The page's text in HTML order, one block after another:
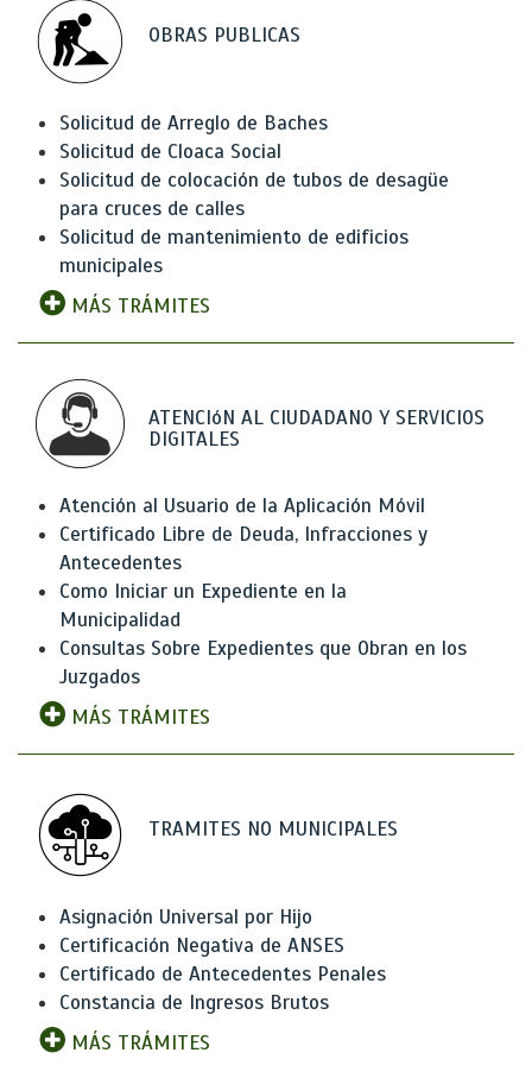
OBRAS PUBLICAS
Solicitud de Arreglo de Baches
Solicitud de Cloaca Social
Solicitud de colocación de tubos de desagüe
para cruces de calles
Solicitud de mantenimiento de edificios
municipales
MÁS TRÁMITES
ATENCIóN AL CIUDADANO Y SERVICIOS
DIGITALES
Atención al Usuario de la Aplicación Móvil
Certificado Libre de Deuda, Infracciones y
Antecedentes
Como Iniciar un Expediente en la
Municipalidad
Consultas Sobre Expedientes que Obran en los
Juzgados
MÁS TRÁMITES
TRAMITES NO MUNICIPALES
Asignación Universal por Hijo
Certificación Negativa de ANSES
Certificado de Antecedentes Penales
Constancia de Ingresos Brutos
MÁS TRÁMITES